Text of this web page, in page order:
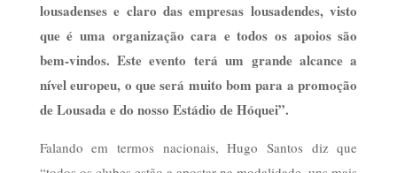
lousadenses e claro das empresas lousadendes, visto
que é uma organização cara e todos os apoios são
bem-vindos. Este evento terá um grande alcance a
nível europeu, o que será muito bom para a promoção
de Lousada e do nosso Estádio de Hóquei”.
Falando em termos nacionais, Hugo Santos diz que